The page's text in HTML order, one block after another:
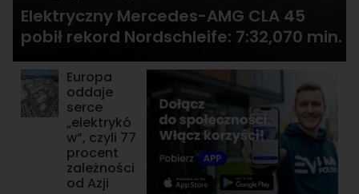
Elektryczny Mercedes-AMG CLA 45
pobił rekord Nordschleife: 7:32,070 min.
Europa
oddaje
serce
„elektrykó
w”, czyli 77
procent
zależności
od Azji